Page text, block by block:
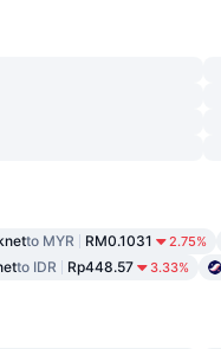
to MYR RM0.1031 2.75%
to IDR Rp448.57 3.33%